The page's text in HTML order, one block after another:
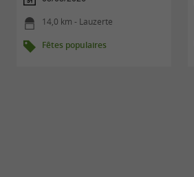
14,0 km - Lauzerte
Fêtes populaires